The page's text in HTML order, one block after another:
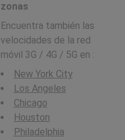
zonas
Encuentra también las
velocidades de la red
móvil 3G / 4G / 5G en :
New York City
Los Angeles
Chicago
Houston
Philadelphia